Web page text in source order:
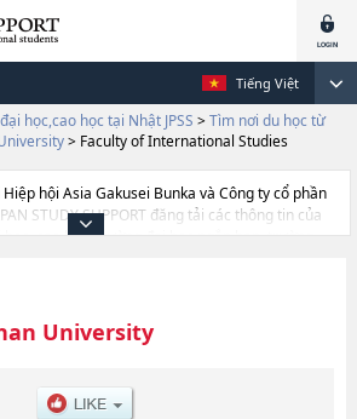
Tiếng Việt
học,cao học tại Nhật JPSS > Tìm nơi du học từ
> Faculty of International Studies
hội Asia Gakusei Bunka và Công ty cổ phần
STUDY SUPPORT đăng tải các thông tin của
cao học, trường đại học ngắn hạn, trường
sinh, như là về các Ngành Faculty of
of International StudieshoặcNgành Faculty
Faculty of Management, thông tin về
trang thiết bị, hướng dẫn địa điểm v.v...
University